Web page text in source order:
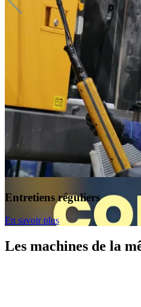
Entretiens réguliers
En savoir plus
Les machines de la